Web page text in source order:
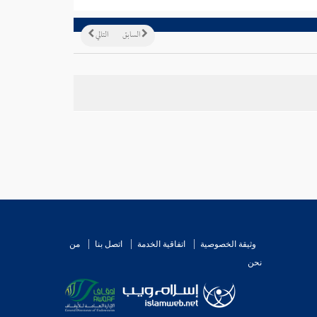
التالي السابق
وثيقة الخصوصية اتفاقية الخدمة اتصل بنا
من
نحن